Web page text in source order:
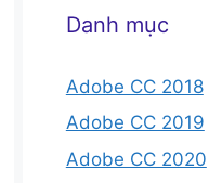
Danh mục
Adobe CC 2018
Adobe CC 2019
Adobe CC 2020